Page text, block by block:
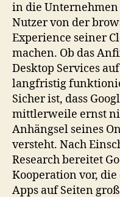
in die
Nutzer von der
Experience seiner
machen. Ob das
Desktop Services
langfristig
Sicher ist, dass
mittlerweile ernst
Anhängsel seines
versteht. Nach
Research bereitet
Kooperation vor, die
Apps auf Seiten